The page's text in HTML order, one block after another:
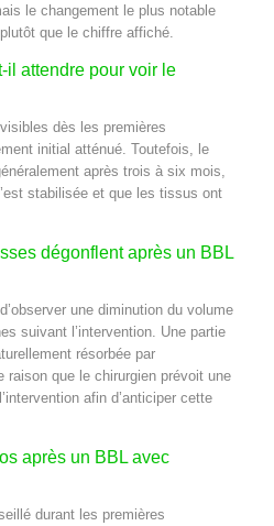
le changement le plus notable
que le chiffre affiché.
il attendre pour voir le
dès les premières
initial atténué. Toutefois, le
après trois à six mois,
stabilisée et que les tissus ont
dégonflent après un BBL
une diminution du volume
suivant l’intervention. Une partie
résorbée par
raison que le chirurgien prévoit une
afin d’anticiper cette
après un BBL avec
durant les premières